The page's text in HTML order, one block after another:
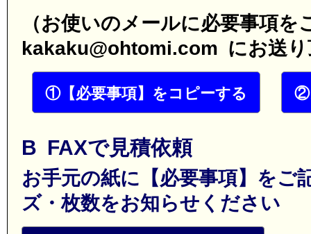
（お使いのメールに必要事項
kakaku@ohtomi.com にお送り
①【必要事項】をコピーする ②
B FAXで見積依頼
お手元の紙に【必要事項】をご
ズ・枚数をお知らせください